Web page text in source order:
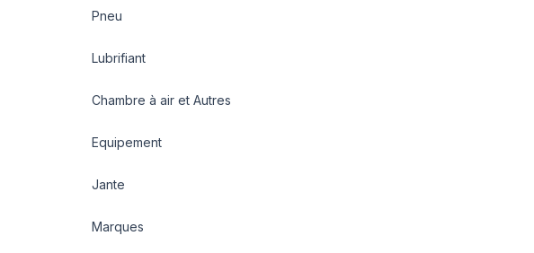
Pneu
Lubrifiant
Chambre à air et Autres
Equipement
Jante
Marques